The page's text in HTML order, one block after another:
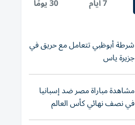
7 أيام 30 يومًا
شرطة أبوظبي تتعامل مع حريق في
جزيرة ياس
مشاهدة مباراة مصر ضد إسبانيا
في نصف نهائي كأس العالم
لناشئات اليد 2026